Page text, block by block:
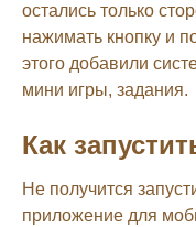
остались только
нажимать кнопку и
этого добавили
мини игры, задания.
Как
Не получится
приложение для